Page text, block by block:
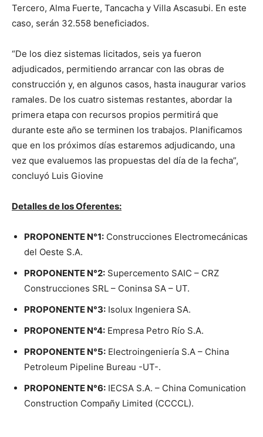
Tercero, Alma Fuerte, Tancacha y Villa Ascasubi. En este
caso, serán 32.558 beneficiados.
“De los diez sistemas licitados, seis ya fueron
adjudicados, permitiendo arrancar con las obras de
construcción y, en algunos casos, hasta inaugurar varios
ramales. De los cuatro sistemas restantes, abordar la
primera etapa con recursos propios permitirá que
durante este año se terminen los trabajos. Planificamos
que en los próximos días estaremos adjudicando, una
vez que evaluemos las propuestas del día de la fecha”,
concluyó Luis Giovine
Detalles de los Oferentes:
PROPONENTE N°1: Construcciones Electromecánicas
del Oeste S.A.
PROPONENTE N°2: Supercemento SAIC – CRZ
Construcciones SRL – Coninsa SA – UT.
PROPONENTE N°3: Isolux Ingeniera SA.
PROPONENTE N°4: Empresa Petro Río S.A.
PROPONENTE N°5: Electroingeniería S.A – China
Petroleum Pipeline Bureau -UT-.
PROPONENTE N°6: IECSA S.A. – China Comunication
Construction Compañy Limited (CCCCL).